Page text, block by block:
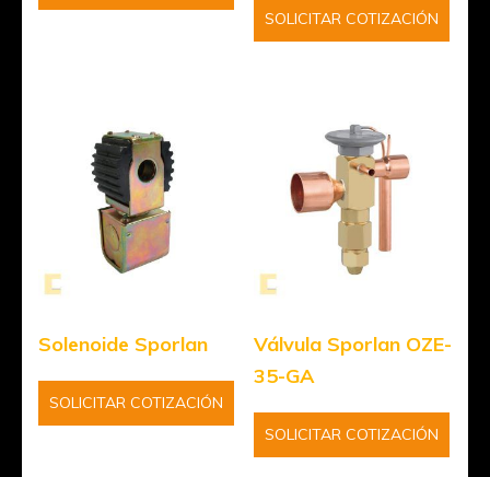
SOLICITAR COTIZACIÓN
Solenoide Sporlan
SOLICITAR COTIZACIÓN
Válvula Sporlan OZE-
35-GA
SOLICITAR COTIZACIÓN